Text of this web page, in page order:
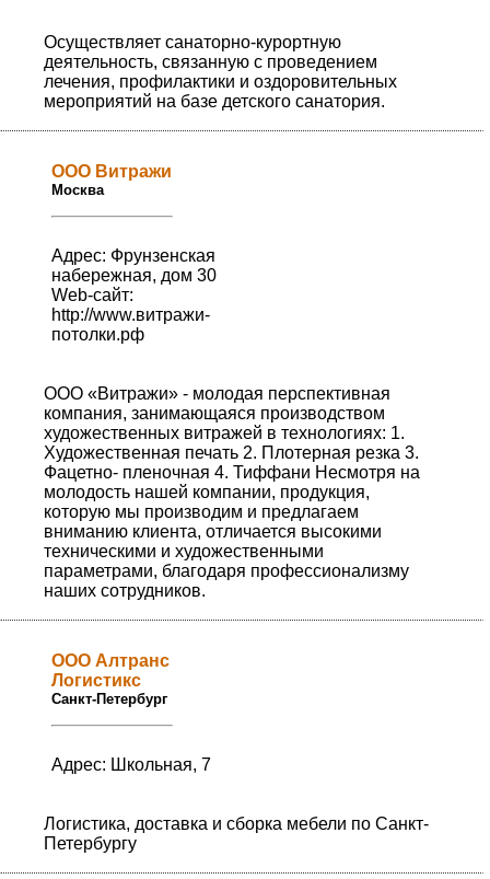
Осуществляет санаторно-курортную
деятельность, связанную с проведением
лечения, профилактики и оздоровительных
мероприятий на базе детского санатория.
ООО Витражи
Москва
Адрес: Фрунзенская
набережная, дом 30
Web-сайт:
http://www.витражи-
потолки.рф
ООО «Витражи» - молодая перспективная
компания, занимающаяся производством
художественных витражей в технологиях: 1.
Художественная печать 2. Плотерная резка 3.
Фацетно- пленочная 4. Тиффани Несмотря на
молодость нашей компании, продукция,
которую мы производим и предлагаем
вниманию клиента, отличается высокими
техническими и художественными
параметрами, благодаря профессионализму
наших сотрудников.
ООО Алтранс
Логистикс
Санкт-Петербург
Адрес: Школьная, 7
Логистика, доставка и сборка мебели по Санкт-
Петербургу